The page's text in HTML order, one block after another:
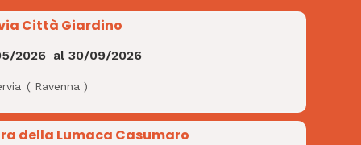
Città Giardino
2026 al30/09/2026
( Ravenna )
della Lumaca Casumaro